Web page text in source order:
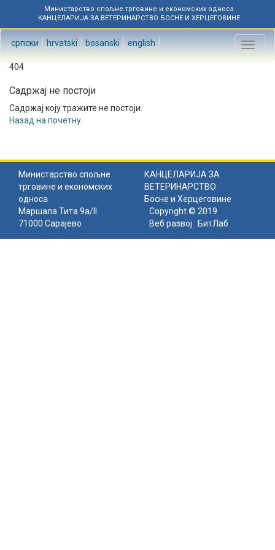
Министарство спољне трговине и економских односа
КАНЦЕЛАРИЈА ЗА ВЕТЕРИНАРСТВО БОСНЕ И ХЕРЦЕГОВИНЕ
српски hrvatski bosanski english
Toggle
404
Садржај не постоји
Садржај коју тражите не постоји.
Назад на почетну
Министарство спољне
трговине и економских
односа
КАНЦЕЛАРИЈА ЗА
ВЕТЕРИНАРСТВО
Босне и Херцеговине
Маршала Тита 9а/II
71000 Сарајево
Copyright © 2019
Веб развој : БитЛаб